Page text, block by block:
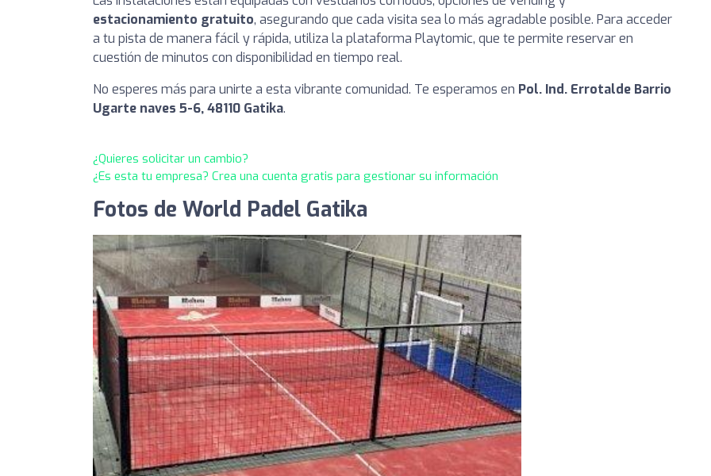
estacionamiento gratuito, asegurando que cada visita sea lo más agradable posible. Para acceder
a tu pista de manera fácil y rápida, utiliza la plataforma Playtomic, que te permite reservar en
cuestión de minutos con disponibilidad en tiempo real.
No esperes más para unirte a esta vibrante comunidad. Te esperamos en Pol. Ind. Errotalde Barrio
Ugarte naves 5-6, 48110 Gatika.
¿Quieres solicitar un cambio?
¿Es esta tu empresa? Crea una cuenta gratis para gestionar su información
Fotos de World Padel Gatika